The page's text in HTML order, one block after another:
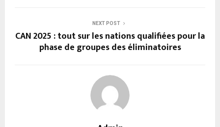
NEXT POST
CAN 2025 : tout sur les nations qualifiées pour la
phase de groupes des éliminatoires